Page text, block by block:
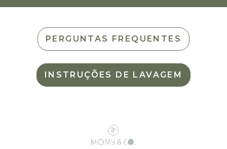
PERGUNTAS FREQUENTES
INSTRUÇÕES DE LAVAGEM